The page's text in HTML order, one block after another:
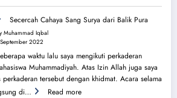
Sejarah
Perjuangan
IMM
Ahmad
Yani
Secercah Cahaya Sang Surya dari Balik Pura
Muhammad Iqbal
2022
waktu lalu saya mengikuti perkaderan
Muhammadiyah. Atas Izin Allah juga saya
tersebut dengan khidmat. Acara selama
di…
Read more: